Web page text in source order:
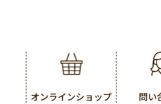
オンラインショップ 問い